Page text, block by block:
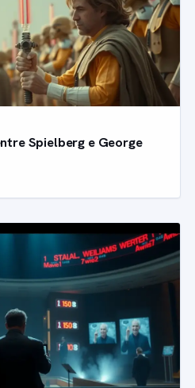
Spielberg e George